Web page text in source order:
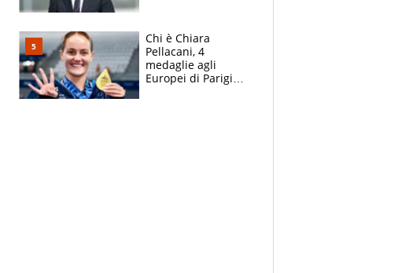
Chi è Chiara
Pellacani, 4
medaglie agli
Europei di Parigi